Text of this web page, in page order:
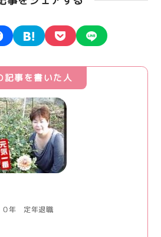
facebookhatena pocket
記事を書いた人
０年 定年退職